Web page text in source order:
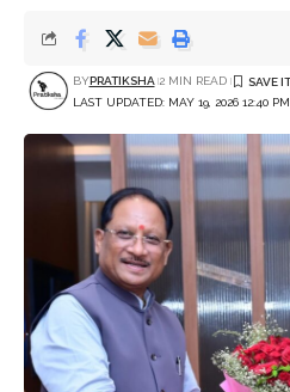
LAST UPDATED: MAY 19, 2026 12:40 PM
BYPRATIKSHA 2 MIN READ